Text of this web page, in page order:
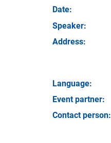
Date:
Speaker:
Address:
Language:
Event partner:
Contact person: